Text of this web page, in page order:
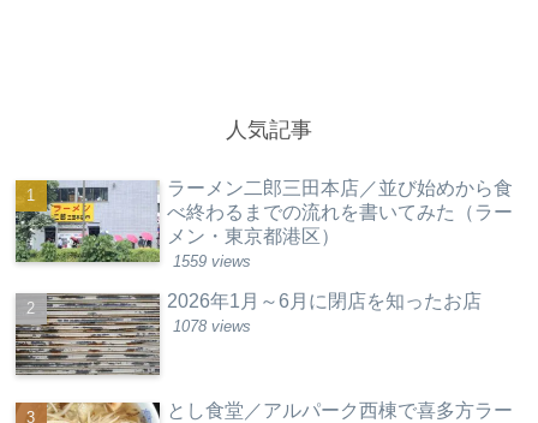
人気記事
ラーメン二郎三田本店／並び始めから食
べ終わるまでの流れを書いてみた（ラー
メン・東京都港区）
1559 views
2026年1月～6月に閉店を知ったお店
1078 views
とし食堂／アルパーク西棟で喜多方ラー